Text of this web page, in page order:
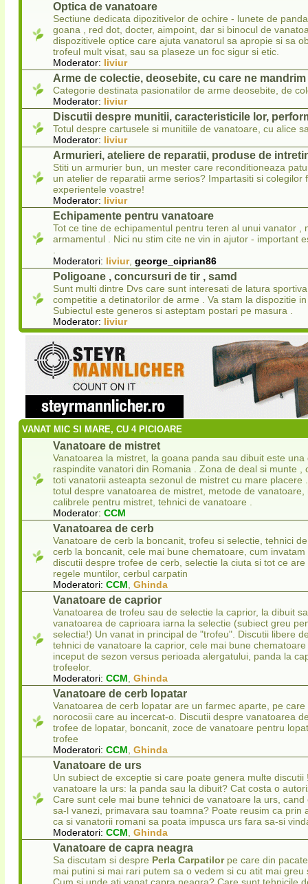
Optica de vanatoare
Sectiune dedicata dipozitivelor de ochire - lunete de
goana , red dot, docter, aimpoint, dar si binocul de
dispozitivele optice care ajuta vanatorul sa apropie si sa
trofeul mult visat, sau sa plaseze un foc sigur si etic.
Moderator: liviur
Arme de colectie, deosebite, cu care ne mandrim
Categorie destinata pasionatilor de arme deosebite, de
Moderator: liviur
Discutii despre munitii, caracteristicile lor,
Totul despre cartusele si munitiile de vanatoare, cu alice
Moderator: liviur
Armurieri, ateliere de reparatii, produse de
Stiti un armurier bun, un mester care reconditioneaza
un atelier de reparatii arme serios? Impartasiti si colegilor
experientele voastre!
Moderator: liviur
Echipamente pentru vanatoare
Tot ce tine de echipamentul pentru teren al unui vanator ,
armamentul . Nici nu stim cite ne vin in ajutor - important
.
Moderatori: liviur, george_ciprian86
Poligoane , concursuri de tir , samd
Sunt multi dintre Dvs care sunt interesati de latura
competitie a detinatorilor de arme . Va stam la dispozitie
Subiectul este generos si asteptam postari pe masura .
Moderator: liviur
VANAT MIC SI MARE, CU 4 PICIOARE
Vanatoare de mistret
Vanatoarea la mistret, la goana panda sau dibuit este una
raspindite vanatori din Romania . Zona de deal si munte ,
toti vanatorii asteapta sezonul de mistret cu mare placere
totul despre vanatoarea de mistret, metode de vanatoare,
calibrele pentru mistret, tehnici de vanatoare .
Moderator: CCM
Vanatoarea de cerb
Vanatoare de cerb la boncanit, trofeu si selectie, tehnici
cerb la boncanit, cele mai bune chematoare, cum
discutii despre trofee de cerb, selectie la ciuta si tot ce
regele muntilor, cerbul carpatin
Moderatori: CCM, Ghinda
Vanatoare de caprior
Vanatoarea de trofeu sau de selectie la caprior, la dibuit
vanatoarea de caprioara iarna la selectie (subiect greu
selectia!) Un vanat in principal de "trofeu". Discutii libere
tehnici de vanatoare la caprior, cele mai bune
inceput de sezon versus perioada alergatului, panda la
trofeelor.
Moderatori: CCM, Ghinda
Vanatoare de cerb lopatar
Vanatoarea de cerb lopatar are un farmec aparte, pe
norocosii care au incercat-o. Discutii despre vanatoarea
trofee de lopatar, boncanit, zoce de vanatoare pentru
trofee
Moderatori: CCM, Ghinda
Vanatoare de urs
Un subiect de exceptie si care poate genera multe discutii
vanatoare la urs: la panda sau la dibuit? Cat costa o
Care sunt cele mai bune tehnici de vanatoare la urs, cand
sa-l vanezi, primavara sau toamna? Poate reusim ca prin
ca si vanatorii romani sa poata impusca urs fara sa-si
Moderatori: CCM, Ghinda
Vanatoare de capra neagra
Sa discutam si despre Perla Carpatilorpe care din
mai putini si mai rari putem sa o vedem si cu atit mai greu